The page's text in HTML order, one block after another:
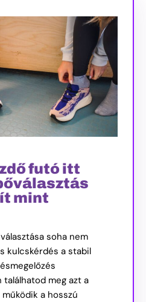
futó itt
mint
soha nem
kulcskérdés a stabil
találhatod meg azt a
a hosszú